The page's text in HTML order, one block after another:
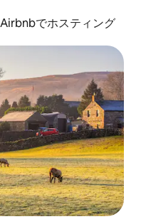
Airbnbでホスティング